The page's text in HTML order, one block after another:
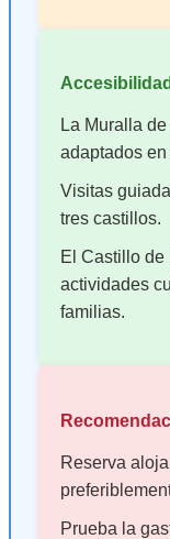
La Muralla
adaptados
Visitas
tres castillos.
El Castillo de
actividades
familias.
Reserva
Prueba la